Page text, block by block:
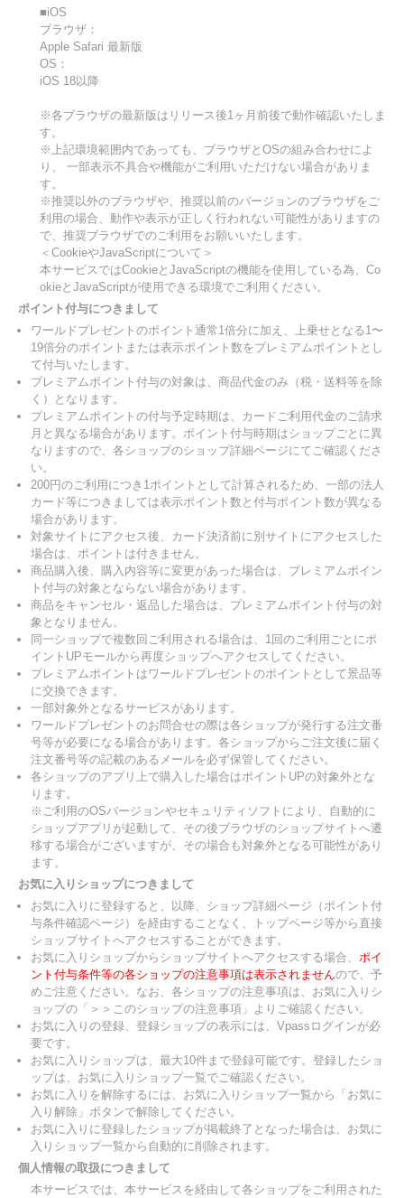
■iOS
ブラウザ：
Apple Safari 最新版
OS：
iOS 18以降
※各ブラウザの最新版はリリース後1ヶ月前後で動作確認いたしま
す。
※上記環境範囲内であっても、ブラウザとOSの組み合わせによ
り、 一部表示不具合や機能がご利用いただけない場合がありま
す。
※推奨以外のブラウザや、推奨以前のバージョンのブラウザをご
利用の場合、動作や表示が正しく行われない可能性がありますの
で、推奨ブラウザでのご利用をお願いいたします。
＜CookieやJavaScriptについて＞
本サービスではCookieとJavaScriptの機能を使用している為、Co
okieとJavaScriptが使用できる環境でご利用ください。
ポイント付与につきまして
ワールドプレゼントのポイント通常1倍分に加え、上乗せとなる1〜
19倍分のポイントまたは表示ポイント数をプレミアムポイントとし
て付与いたします。
プレミアムポイント付与の対象は、商品代金のみ（税・送料等を除
く）となります。
プレミアムポイントの付与予定時期は、カードご利用代金のご請求
月と異なる場合があります。ポイント付与時期はショップごとに異
なりますので、各ショップのショップ詳細ページにてご確認くださ
い。
200円のご利用につき1ポイントとして計算されるため、一部の法人
カード等につきましては表示ポイント数と付与ポイント数が異なる
場合があります。
対象サイトにアクセス後、カード決済前に別サイトにアクセスした
場合は、ポイントは付きません。
商品購入後、購入内容等に変更があった場合は、プレミアムポイン
ト付与の対象とならない場合があります。
商品をキャンセル・返品した場合は、プレミアムポイント付与の対
象となりません。
同一ショップで複数回ご利用される場合は、1回のご利用ごとにポ
イントUPモールから再度ショップへアクセスしてください。
プレミアムポイントはワールドプレゼントのポイントとして景品等
に交換できます。
一部対象外となるサービスがあります。
ワールドプレゼントのお問合せの際は各ショップが発行する注文番
号等が必要になる場合があります。各ショップからご注文後に届く
注文番号等の記載のあるメールを必ず保管してください。
各ショップのアプリ上で購入した場合はポイントUPの対象外とな
ります。
※ご利用のOSバージョンやセキュリティソフトにより、自動的に
ショップアプリが起動して、その後ブラウザのショップサイトへ遷
移する場合がございますが、その場合も対象外となる可能性があり
ます。
お気に入りショップにつきまして
お気に入りに登録すると、以降、ショップ詳細ページ（ポイント付
与条件確認ページ）を経由することなく、トップページ等から直接
ショップサイトへアクセスすることができます。
お気に入りショップからショップサイトへアクセスする場合、 ポイ
ント付与条件等の各ショップの注意事項は表示されませんので、予
めご注意ください。なお、各ショップの注意事項は、お気に入りシ
ョップの「＞＞このショップの注意事項」よりご確認ください。
お気に入りの登録、登録ショップの表示には、Vpassログインが必
要です。
お気に入りショップは、最大10件まで登録可能です。登録したショ
ップは、お気に入りショップ一覧でご確認ください。
お気に入りを解除するには、お気に入りショップ一覧から「お気に
入り解除」ボタンで解除してください。
お気に入りに登録したショップが掲載終了となった場合は、お気に
入りショップ一覧から自動的に削除されます。
個人情報の取扱につきまして
本サービスでは、本サービスを経由して各ショップをご利用された